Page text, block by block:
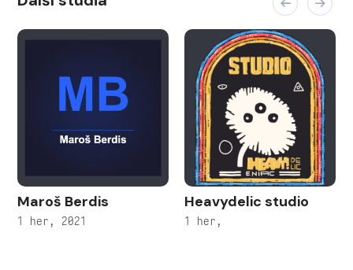
Maroš Berdis
1 her, 2021
Heavydelic studio
1 her,